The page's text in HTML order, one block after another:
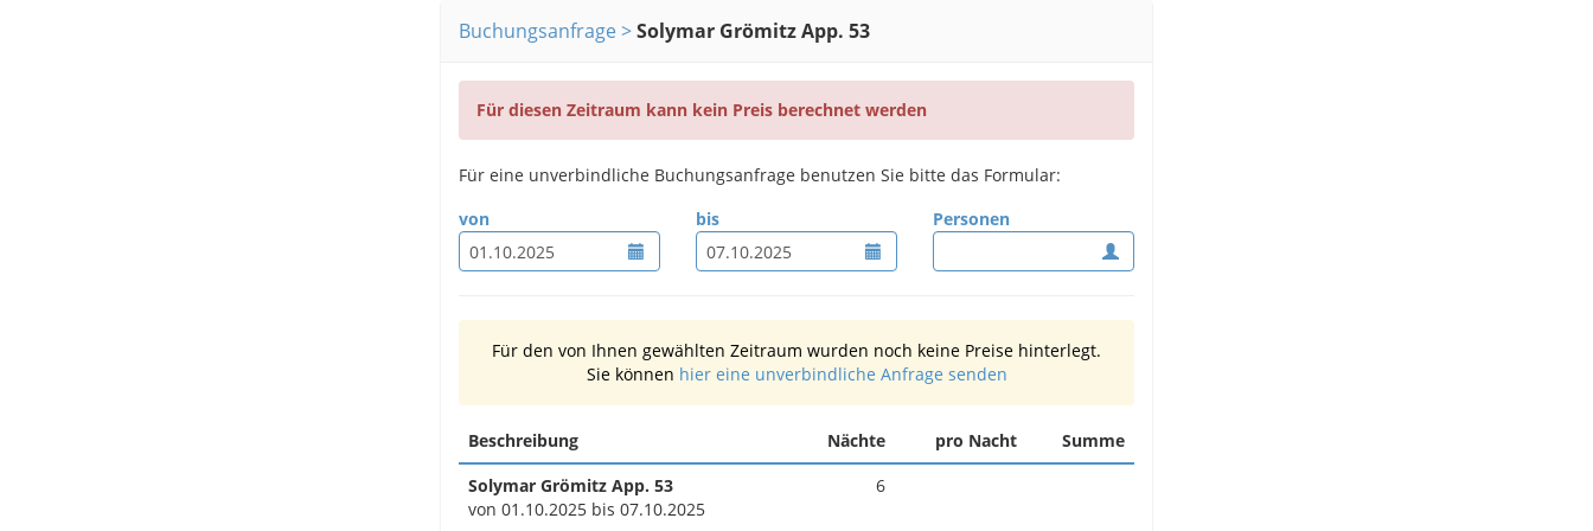
Buchungsanfrage Solymar Grömitz App. 53
Für diesen Zeitraum kann kein Preis berechnet werden
Für eine unverbindliche Buchungsanfrage benutzen Sie bitte das Formular:
von
bis Personen
Für den von Ihnen gewählten Zeitraum wurden noch keine Preise hinterlegt.
Sie können hier eine unverbindliche Anfrage senden
Beschreibung Nächte pro Nacht
Summe
Solymar Grömitz App. 53
von 01.10.2025 bis 07.10.2025
6